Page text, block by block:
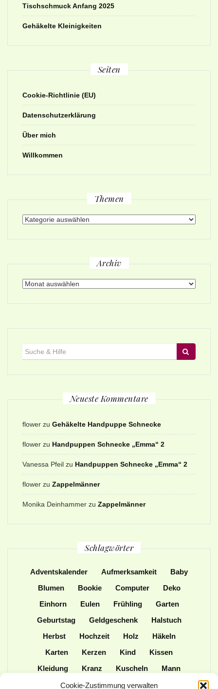
Cookie-Zustimmung verwalten
Tischschmuck Anfang 2025
Gehäkelte Kleinigkeiten
Seiten
Cookie-Richtlinie (EU)
Datenschutzerklärung
Über mich
Willkommen
Themen
Themen
Archiv
Archiv
Neueste Kommentare
flower zu Gehäkelte Handpuppe Schnecke
flower zu Handpuppen Schnecke „Emma“ 2
Vanessa Pfeil zu Handpuppen Schnecke „Emma“ 2
flower zu Zappelmänner
Monika Deinhammer zu Zappelmänner
Schlagwörter
Adventskalender Aufmerksamkeit
Baby
Blumen
Bookie Computer
Deko
Einhorn
Eulen Frühling
Garten
Geburtstag
Geldgeschenk
Halstuch
Herbst
Hochzeit Holz
Häkeln
Karten
Kerzen Kind
Kissen
Kleidung
Kranz Kuscheln
Mann
Mütze
Naturmaterialien Nähen